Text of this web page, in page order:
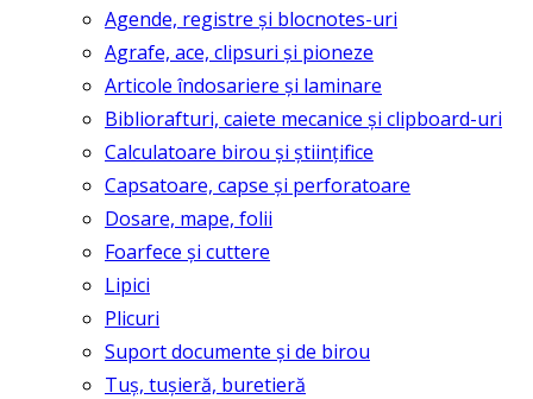
Agende, registre și blocnotes-uri
Agrafe, ace, clipsuri și pioneze
Articole îndosariere și laminare
Bibliorafturi, caiete mecanice și clipboard-uri
Calculatoare birou și științifice
Capsatoare, capse și perforatoare
Dosare, mape, folii
Foarfece și cuttere
Lipici
Plicuri
Suport documente și de birou
Tuș, tușieră, buretieră